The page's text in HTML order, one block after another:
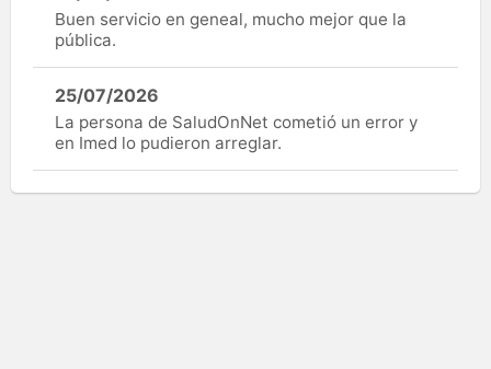
Buen servicio en geneal, mucho mejor que la
pública.
25/07/2026
La persona de SaludOnNet cometió un error y
en Imed lo pudieron arreglar.